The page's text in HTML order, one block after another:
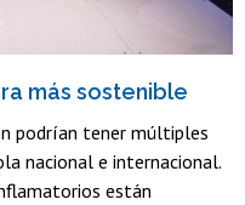
más sostenible
podrían tener múltiples
nacional e internacional.
están